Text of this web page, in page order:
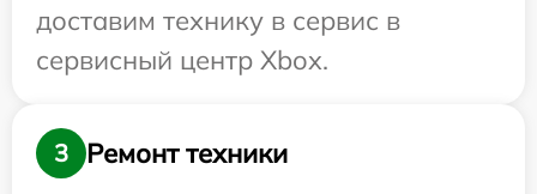
доставим технику в сервис в
сервисный центр Xbox.
3
Ремонт техники